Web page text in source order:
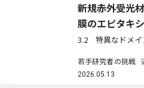
新規赤外受光
膜のエピタキ
3.2 特異なドメイ
よび高分解能の透
細な構造評価を行
若手研究者の挑戦
2026.05.13